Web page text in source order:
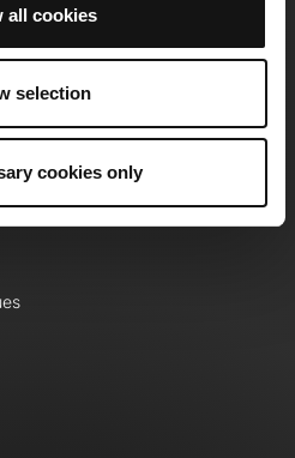
all cookies
selection
cookies only